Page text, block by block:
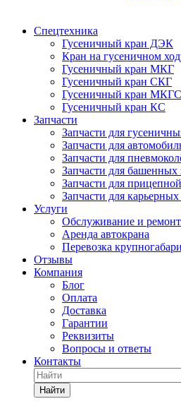
Спецтехника
Гусеничный кран ДЭК
Кран на гусеничном
Гусеничный кран МКГ
Гусеничный кран СКГ
Гусеничный кран МКГС
Гусеничный кран КС
Запчасти
Запчасти для
Запчасти для
Запчасти для
Запчасти для башенных
Запчасти для
Запчасти для карьерных
Услуги
Обслуживание и
Аренда автокрана
Перевозка
Отзывы
Компания
Блог
Оплата
Доставка
Гарантии
Реквизиты
Вопросы и ответы
Контакты
Найти